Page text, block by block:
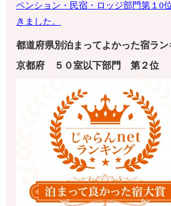
ペンション・ 民宿・ロッジ部門第１0
きました。
都道府県別泊まってよかった宿ラン
京都府
５０室以下部門 第 ２位